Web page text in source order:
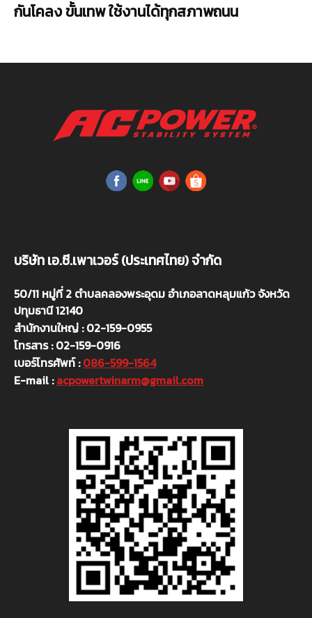
กันโคลง ขั้นเทพ ใช้งานได้ทุกสภาพถนน
บริษัท เอ.ซี.เพาเวอร์ (ประเทศไทย) จำกัด
50/11 หมู่ที่ 2 ตำบลคลองพระอุดม อำเภอลาดหลุมแก้ว จังหวัด
ปทุมธานี 12140
สำนักงานใหญ่ : 02-159-0955
โทรสาร : 02-159-0916
เบอร์โทรศัพท์ :086-599-1564
E-mail :acpowertwinarm@gmail.com